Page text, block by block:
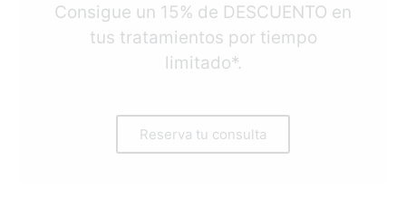
Consigue un 15% de DESCUENTO en
tus tratamientos por tiempo
limitado*.
Reserva tu consulta